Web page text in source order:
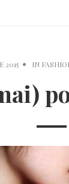
2015 IN